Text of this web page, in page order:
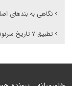
نگاهی به بندهای اصلی توافق ۲۰ ماده‌ای
تطبیق ۷ تاریخ سرنوشت‌ساز خاورمیانه با نظریه بازی‌ها